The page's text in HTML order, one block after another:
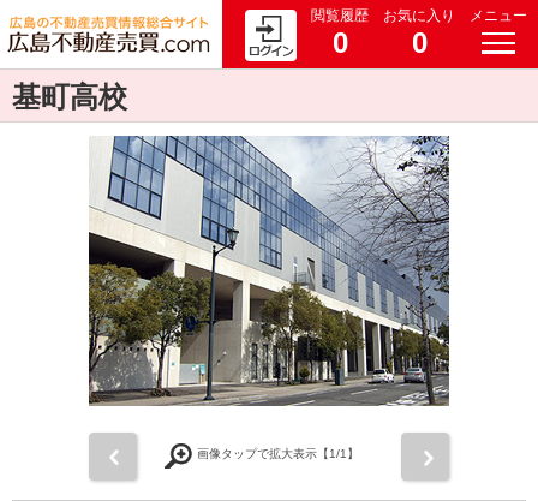
閲覧履歴
0
お気に入り
0
メニュー
基町高校
画像タップで拡大表示【1/1】